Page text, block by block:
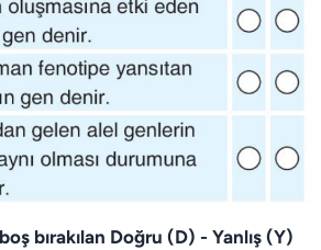
bırakılan Doğru (D) - Yanlış (Y)